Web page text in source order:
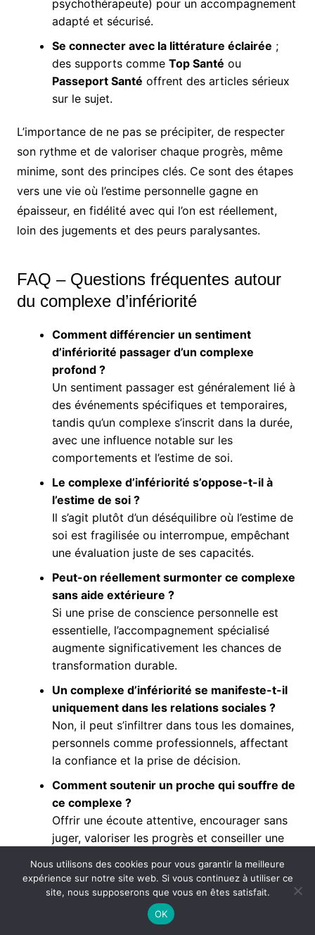
psychothérapeute) pour un accompagnement
adapté et sécurisé.
Se connecter avec la littérature éclairée ;
des supports comme Top Santé ou
Passeport Santé offrent des articles sérieux
sur le sujet.
L’importance de ne pas se précipiter, de respecter
son rythme et de valoriser chaque progrès, même
minime, sont des principes clés. Ce sont des étapes
vers une vie où l’estime personnelle gagne en
épaisseur, en fidélité avec qui l’on est réellement,
loin des jugements et des peurs paralysantes.
FAQ – Questions fréquentes autour
du complexe d’infériorité
Comment différencier un sentiment
d’infériorité passager d’un complexe
profond ?
Un sentiment passager est généralement lié à
des événements spécifiques et temporaires,
tandis qu’un complexe s’inscrit dans la durée,
avec une influence notable sur les
comportements et l’estime de soi.
Le complexe d’infériorité s’oppose-t-il à
l’estime de soi ?
Il s’agit plutôt d’un déséquilibre où l’estime de
soi est fragilisée ou interrompue, empêchant
une évaluation juste de ses capacités.
Peut-on réellement surmonter ce complexe
sans aide extérieure ?
Si une prise de conscience personnelle est
essentielle, l’accompagnement spécialisé
augmente significativement les chances de
transformation durable.
Un complexe d’infériorité se manifeste-t-il
uniquement dans les relations sociales ?
Non, il peut s’infiltrer dans tous les domaines,
personnels comme professionnels, affectant
la confiance et la prise de décision.
Comment soutenir un proche qui souffre de
ce complexe ?
Offrir une écoute attentive, encourager sans
juger, valoriser les progrès et conseiller une
meilleurs gestes à adopter.
Publications Similaires :
10 signes que votre relation est saine et
Nous utilisons des cookies pour vous garantir la meilleure
expérience sur notre site web. Si vous continuez à utiliser ce
site, nous supposerons que vous en êtes satisfait.
OK